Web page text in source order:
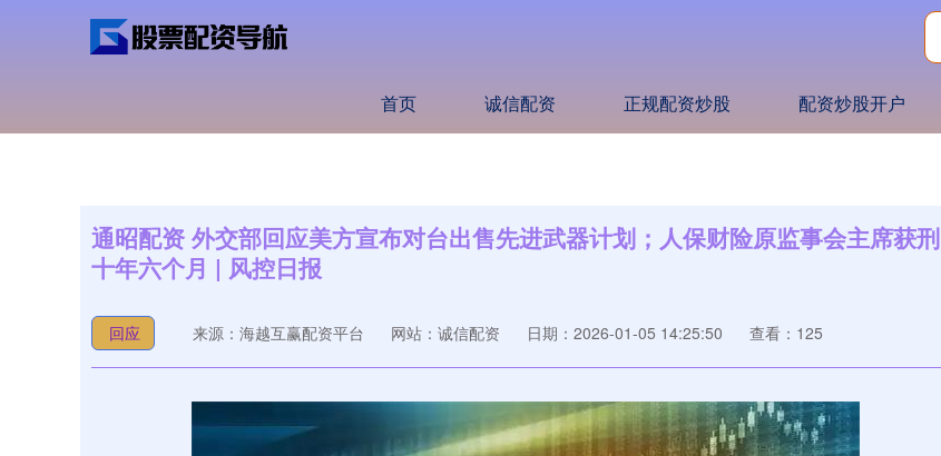
首页 诚信配资 正规配资炒股 配资炒股开户
通昭配资 外交部回应美方宣布对台出售先进武器计划；人保财险原监事会主席获刑
十年六个月 | 风控日报
回应 来源：海越互赢配资平台 网站：诚信配资 日期：2026-01-05 14:25:50 查看：125